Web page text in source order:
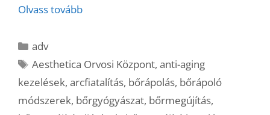
Olvass tovább
Kategória
adv
Címkék
Aesthetica Orvosi Központ,anti-aging
kezelések, arcfiatalítás, bőrápolás, bőrápoló
módszerek, bőrgyógyászat, bőrmegújítás,